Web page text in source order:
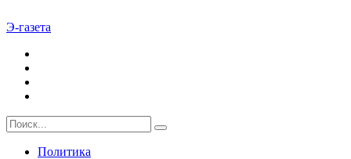
Э-газета
Политика